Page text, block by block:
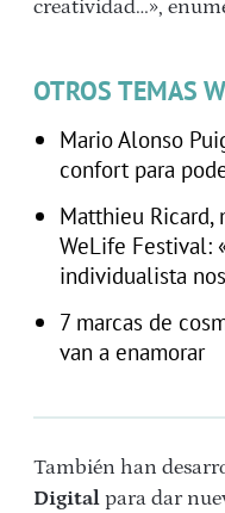
creatividad…»,
OTROS TEMAS
Mario Alonso
confort para
Matthieu Ricard,
WeLife Festival:
individualista
7 marcas de
van a enamorar
También han
Digital para dar